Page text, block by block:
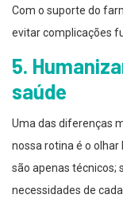
Com o suporte do
evitar complicações
5.
saúde
Uma das diferenças
nossa rotina é o olhar
são apenas técnicos;
necessidades de